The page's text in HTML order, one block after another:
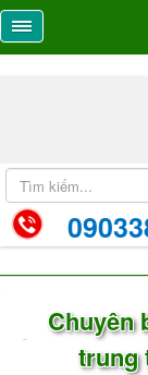
Chuyên
trung